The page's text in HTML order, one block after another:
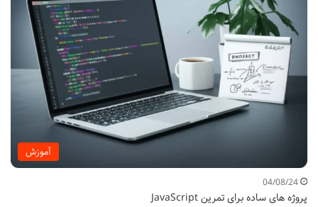
آموزش
04/08/24
پروژه های ساده برای تمرین JavaScript